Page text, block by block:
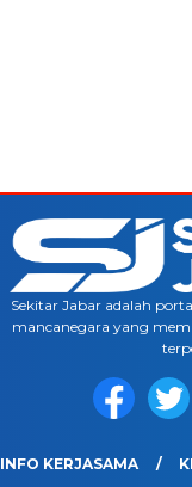
Sekitar Jabar adalah
mancanegara yang
INFO KERJASAMA